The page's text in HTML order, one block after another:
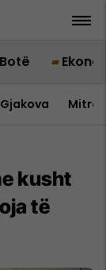
Botë
Gjakova
kusht
të